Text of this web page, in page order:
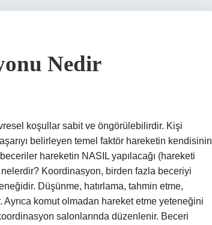
Nedir
koşullar sabit ve öngörülebilirdir. Kişi
belirleyen temel faktör hareketin kendisinin
hareketin NASIL yapılacağı (hareketi
Koordinasyon, birden fazla beceriyi
Düşünme, hatırlama, tahmin etme,
komut olmadan hareket etme yeteneğini
salonlarında düzenlenir. Beceri